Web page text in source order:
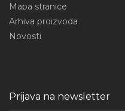
Mapa stranice
Arhiva proizvoda
Novosti
Prijava na newsletter